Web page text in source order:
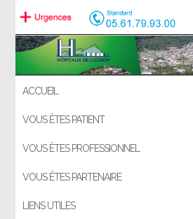
ACCUEIL
VOUS ÊTES PATIENT
VOUS ÊTES PROFESSIONNEL
VOUS ÊTES PARTENAIRE
LIENS UTILES